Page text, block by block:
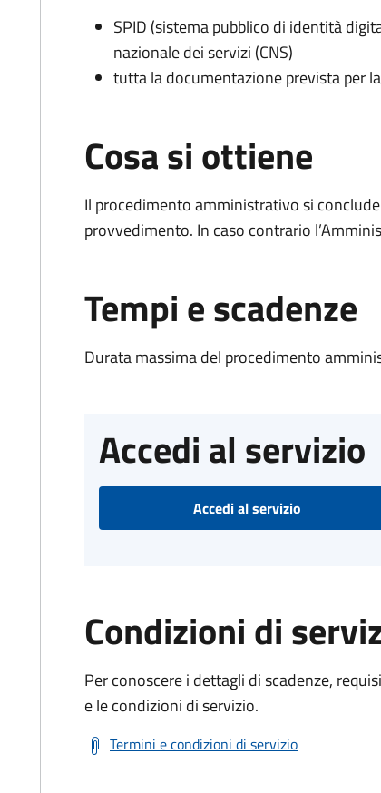
SPID (sistema pubblico di identità
nazionale dei servizi (CNS)
tutta la documentazione prevista per
Cosa si ottiene
Il procedimento amministrativo si
provvedimento. In caso contrario
Tempi e scadenze
Durata massima del procedimento
Accedi al servizio
Accedi al servizio
Condizioni di
Per conoscere i dettagli di scadenze,
e le condizioni di servizio.
Termini e condizioni di servizio